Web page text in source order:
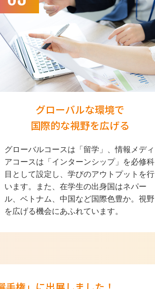
グローバルな環境で
国際的な視野を広げる
グローバルコースは「留学」、情報メディ
アコースは「インターンシップ」を必修科
目として設定し、学びのアウトプットを行
います。また、在学生の出身国はネパー
ル、ベトナム、中国など国際色豊か。視野
を広げる機会にあふれています。